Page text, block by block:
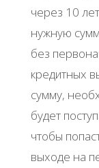
через 10
нужную
без
кредитных
сумму,
будет
чтобы
выходе на